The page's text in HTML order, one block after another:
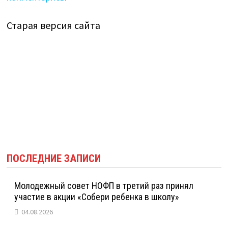
Старая версия сайта
ПОСЛЕДНИЕ ЗАПИСИ
Молодежный совет НОФП в третий раз принял
участие в акции «Собери ребенка в школу»
04.08.2026